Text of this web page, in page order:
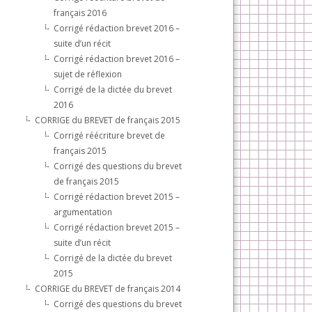
français 2016
Corrigé rédaction brevet 2016 –
suite d’un récit
Corrigé rédaction brevet 2016 –
sujet de réflexion
Corrigé de la dictée du brevet
2016
CORRIGE du BREVET de français 2015
Corrigé réécriture brevet de
français 2015
Corrigé des questions du brevet
de français 2015
Corrigé rédaction brevet 2015 –
argumentation
Corrigé rédaction brevet 2015 –
suite d’un récit
Corrigé de la dictée du brevet
2015
CORRIGE du BREVET de français 2014
Corrigé des questions du brevet